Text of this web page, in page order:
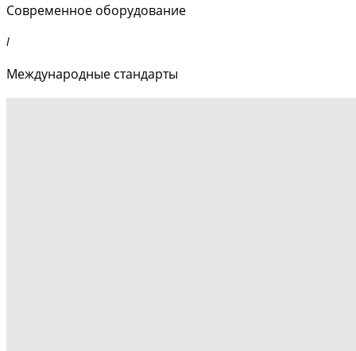
Современное оборудование
Международные стандарты